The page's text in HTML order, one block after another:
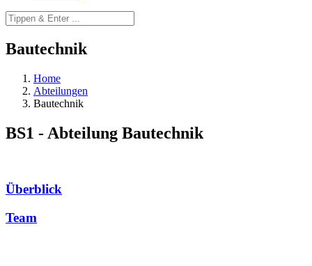
Bautechnik
Home
Abteilungen
Bautechnik
BS1 - Abteilung Bautechnik
Überblick
Team